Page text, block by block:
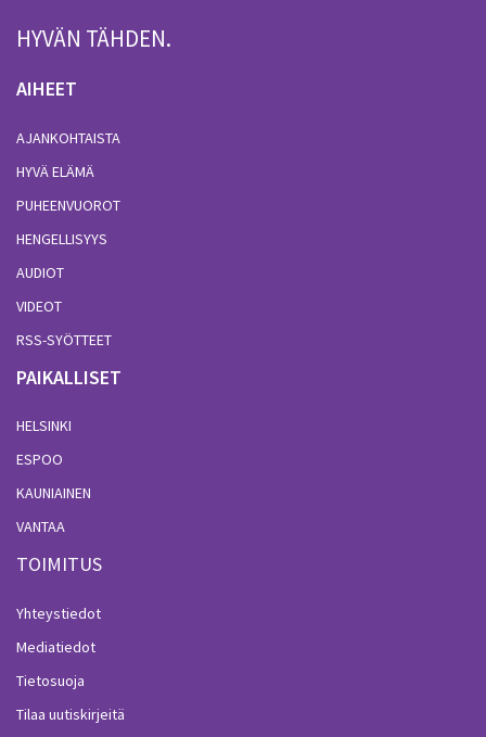
HYVÄN TÄHDEN.
AIHEET
AJANKOHTAISTA
HYVÄ ELÄMÄ
PUHEENVUOROT
HENGELLISYYS
AUDIOT
VIDEOT
RSS-SYÖTTEET
PAIKALLISET
HELSINKI
ESPOO
KAUNIAINEN
VANTAA
TOIMITUS
Yhteystiedot
Mediatiedot
Tietosuoja
Tilaa uutiskirjeitä